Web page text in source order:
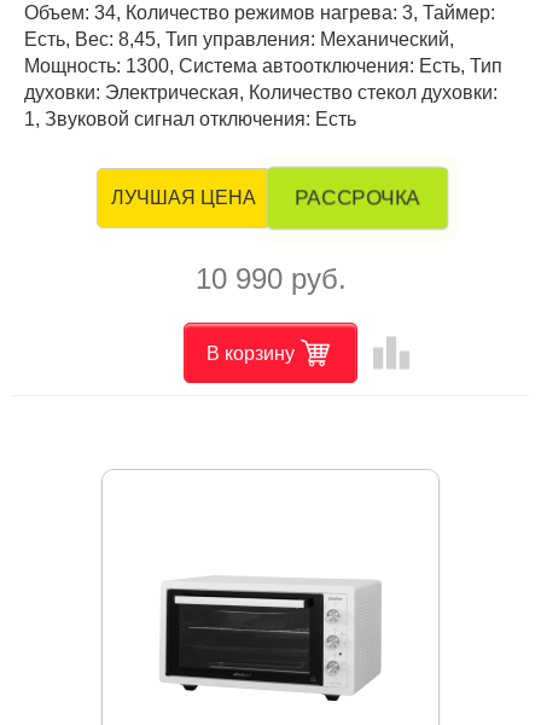
Объем: 34, Количество режимов нагрева: 3, Таймер:
Есть, Вес: 8,45, Тип управления: Механический,
Мощность: 1300, Система автоотключения: Есть, Тип
духовки: Электрическая, Количество стекол духовки:
1, Звуковой сигнал отключения: Есть
ЛУЧШАЯ ЦЕНА РАССРОЧКА
10 990 руб.
В корзину leaderboard